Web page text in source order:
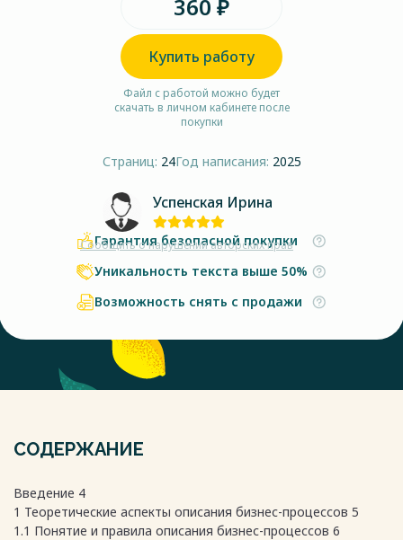
360 ₽
Купить работу
Файл с работой можно будет
скачать в личном кабинете после
покупки
Страниц: 24Год написания: 2025
Успенская Ирина
Сообщить о нарушении авторских прав
Гарантия безопасной покупки
Уникальность текста выше 50%
Возможность снять с продажи
СОДЕРЖАНИЕ
Введение 4
1 Теоретические аспекты описания бизнес-процессов 5
1.1 Понятие и правила описания бизнес-процессов 6